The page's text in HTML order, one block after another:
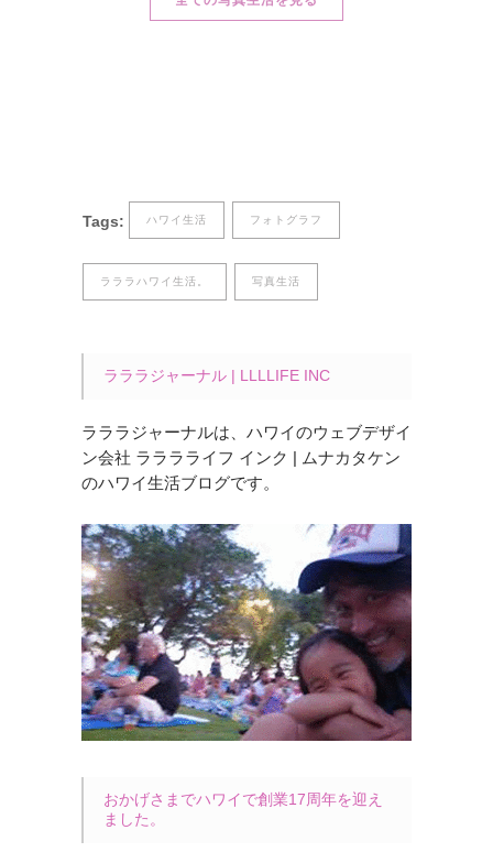
Tags: ハワイ生活 フォトグラフ
ラララハワイ生活。 写真生活
ラララジャーナル | LLLLIFE INC
ラララジャーナルは、ハワイのウェブデザイ
ン会社 ラララライフ インク | ムナカタケン
のハワイ生活ブログです。
おかげさまでハワイで創業17周年を迎え
ました。